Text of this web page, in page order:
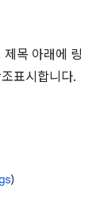
목 아래에 링
표시합니다.